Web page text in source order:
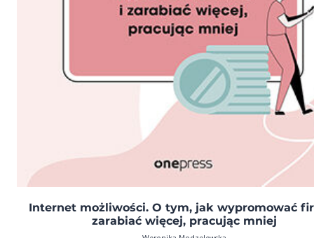
Internet możliwości. O tym, jak wypromować
zarabiać więcej, pracując mniej